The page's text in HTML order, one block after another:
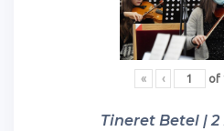
« ‹ of
Tineret Betel | 2